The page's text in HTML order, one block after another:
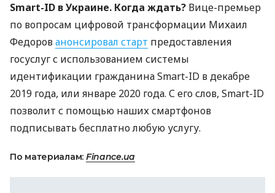
Smart-ID в Украине. Когда ждать? Вице-премьер
по вопросам цифровой трансформации Михаил
Федорованонсировал старт предоставления
госуслуг с использованием системы
идентификации гражданина Smart-ID в декабре
2019 года, или январе 2020 года. С его слов, Smart-ID
позволит с помощью наших смартфонов
подписывать бесплатно любую услугу.
По материалам: Finance.ua